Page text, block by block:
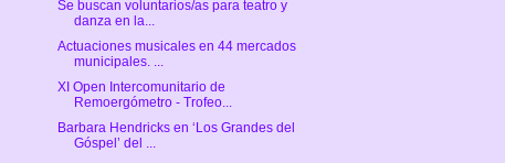
Se buscan voluntarios/as para teatro y
danza en la...
Actuaciones musicales en 44 mercados
municipales. ...
XI Open Intercomunitario de
Remoergómetro - Trofeo...
Barbara Hendricks en ‘Los Grandes del
Góspel’ del ...